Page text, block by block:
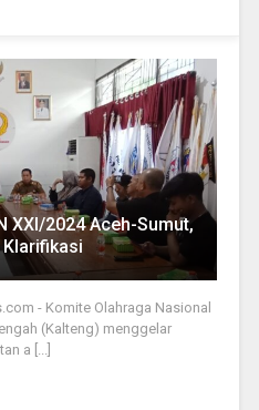
XXI/2024 Aceh-Sumut,
Klarifikasi
- Komite Olahraga Nasional
(Kalteng) menggelar
a [...]